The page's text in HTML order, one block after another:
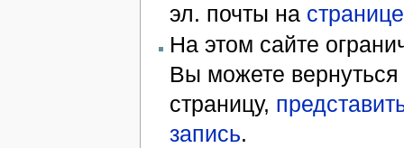
эл. почты на
На этом сайте
Вы можете
страницу,
запись.